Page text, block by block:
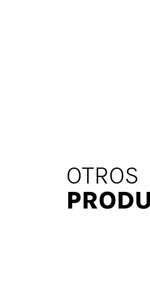
OTROS